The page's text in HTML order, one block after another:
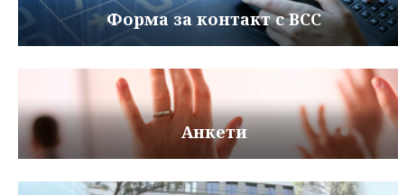
Форма за контакт с ВСС
Анкети